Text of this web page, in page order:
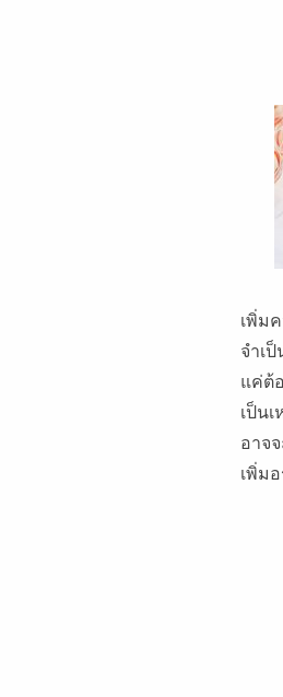
เพิ่ม
จำเ
แค่ต้
เป็น
อาจ
เพิ่ม